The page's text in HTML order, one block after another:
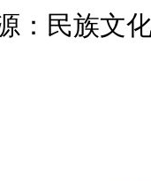
：民族文